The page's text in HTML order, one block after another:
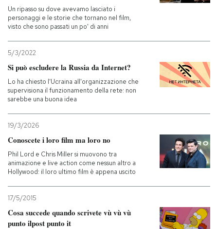
Un ripasso su dove avevamo lasciato i
personaggi e le storie che tornano nel film,
visto che sono passati un po' di anni
5/3/2022
Si può escludere la Russia da Internet?
Lo ha chiesto l'Ucraina all'organizzazione che
supervisiona il funzionamento della rete: non
sarebbe una buona idea
19/3/2026
Conoscete i loro film ma loro no
Phil Lord e Chris Miller si muovono tra
animazione e live action come nessun altro a
Hollywood: il loro ultimo film è appena uscito
17/5/2015
Cosa succede quando scrivete vù vù vù
punto ilpost punto it